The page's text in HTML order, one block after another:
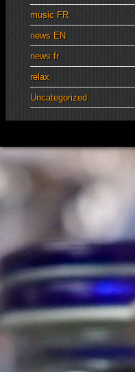
music FR
news EN
news fr
relax
Uncategorized